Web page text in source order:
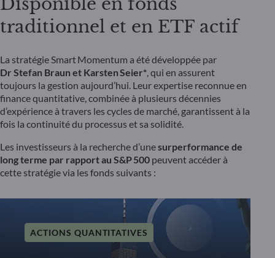
traditionnel et en ETF actif
La stratégie Smart Momentum a été développée par
Dr Stefan Braun et KarstenSeier*, qui en assurent
toujours la gestion aujourd’hui. Leur expertise reconnue en
finance quantitative, combinée à plusieurs décennies
d’expérience à travers les cycles de marché, garantissent à la
fois la continuité du processus et sa solidité.
Les investisseurs à la recherche d’unesurperformance de
long terme par rapport au S&P500 peuvent accéder à
cette stratégie via les fonds suivants :
ACTIONS QUANTITATIVES